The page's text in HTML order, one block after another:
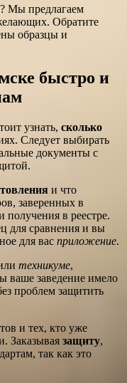
Мы предлагаем
Обратите
образцы и
быстро и
узнать, сколько
Следует выбирать
документы с
и что
заверенных в
получения в реестре.
для сравнения и вы
для вас приложение.
техникуме,
ваше заведение имело
проблем защитить
и тех, кто уже
Заказывая защиту,
так как это